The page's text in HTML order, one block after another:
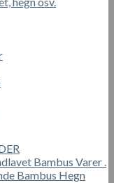
Bambus Varer .
Bambus Hegn